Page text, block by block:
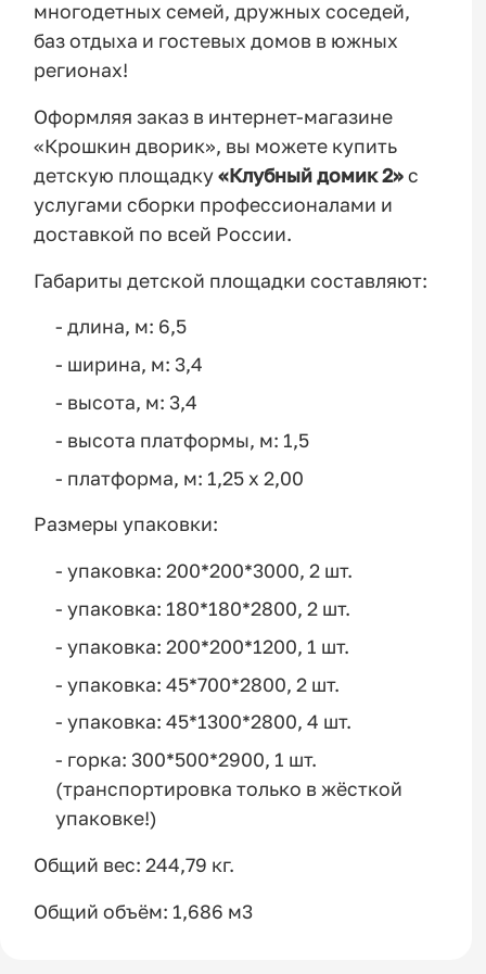
многодетных семей, дружных соседей,
баз отдыха и гостевых домов в южных
регионах!
Оформляя заказ в интернет-магазине
«Крошкин дворик», вы можете купить
детскую площадку«Клубный домик 2»с
услугами сборки профессионалами и
доставкой по всей России.
Габариты детской площадки составляют:
- длина, м: 6,5
- ширина, м: 3,4
- высота, м: 3,4
- высота платформы, м: 1,5
- платформа, м: 1,25 x 2,00
Размеры упаковки:
- упаковка: 200*200*3000, 2 шт.
- упаковка: 180*180*2800, 2 шт.
- упаковка: 200*200*1200, 1 шт.
- упаковка: 45*700*2800, 2 шт.
- упаковка: 45*1300*2800, 4 шт.
- горка: 300*500*2900, 1 шт.
(транспортировка только в жёсткой
упаковке!)
Общий вес: 244,79 кг.
Общий объём: 1,686 м3